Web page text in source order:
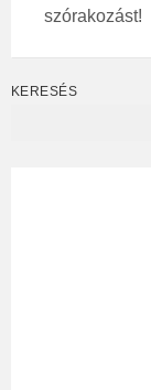
szórakozást!
KERESÉS